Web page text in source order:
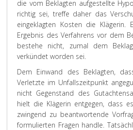
die vom Beklagten aufgestellte
richtig sei, treffe daher das
eingeklagten Kosten die Klägerin.
Ergebnis des Verfahrens vor dem
bestehe nicht, zumal dem
verkündet worden sei.
Dem Einwand des Beklagten,
Verletzte im Unfallszeitpunkt
nicht Gegenstand des
hielt die Klägerin entgegen, dass
zwingend zu beantwortende
formulierten Fragen handle.